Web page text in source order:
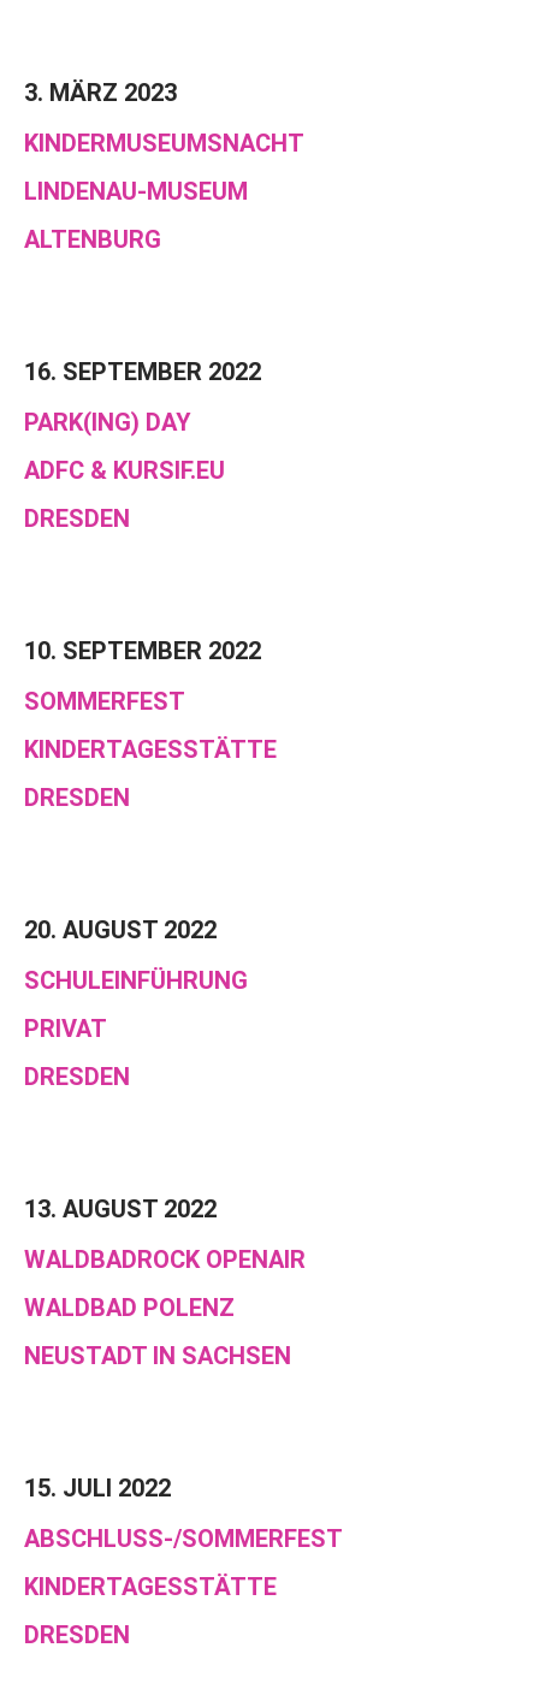
3. MÄRZ 2023
KINDERMUSEUMSNACHT
LINDENAU-MUSEUM
ALTENBURG
16. SEPTEMBER 2022
PARK(ING) DAY
ADFC & KURSIF.EU
DRESDEN
10. SEPTEMBER 2022
SOMMERFEST
KINDERTAGESSTÄTTE
DRESDEN
20. AUGUST 2022
SCHULEINFÜHRUNG
PRIVAT
DRESDEN
13. AUGUST 2022
WALDBADROCK OPENAIR
WALDBAD POLENZ
NEUSTADT IN SACHSEN
15. JULI 2022
ABSCHLUSS-/SOMMERFEST
KINDERTAGESSTÄTTE
DRESDEN